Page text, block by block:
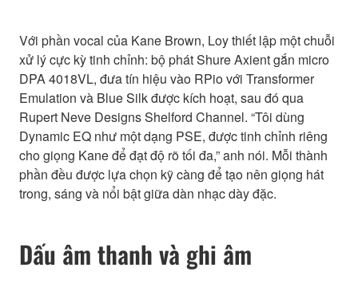
Với phần vocal của Kane Brown, Loy thiết lập một chuỗi
xử lý cực kỳ tinh chỉnh: bộ phát Shure Axient gắn micro
DPA 4018VL, đưa tín hiệu vào RPio với Transformer
Emulation và Blue Silk được kích hoạt, sau đó qua
Rupert Neve Designs Shelford Channel. “Tôi dùng
Dynamic EQ như một dạng PSE, được tinh chỉnh riêng
cho giọng Kane để đạt độ rõ tối đa,” anh nói. Mỗi thành
phần đều được lựa chọn kỹ càng để tạo nên giọng hát
trong, sáng và nổi bật giữa dàn nhạc dày đặc.
Dấu âm thanh và ghi âm